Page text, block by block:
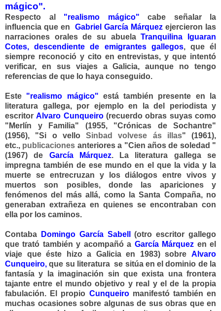
mágico".
Respecto al "realismo mágico" cabe señalar la
influencia que en
Gabriel García Márquez ejercieron las
narraciones orales de su abuelaTranquilina Iguaran
Cotes, descendiente de emigrantes gallegos, que él
siempre reconoció y cito en entrevistas, y que intentó
verificar, en sus viajes a Galicia, aunque no tengo
referencias de que lo haya conseguido.
Este "realismo mágico" está también presente en la
literatura gallega, por ejemplo en la del periodista y
escritorAlvaro Cunqueiro(recuerdo obras suyas como
"Merlín y Familia" (1955, "Crónicas de Sochantre"
(1956), "Si o vello Sinbad volvese ás illas" (1961),
etc., publicaciones anteriores a "Cien años de soledad "
(1967) de García Márquez. La literatura gallega se
impregna también de ese mundo en el que la vida y la
muerte se entrecruzan y los diálogos entre vivos y
muertos son posibles, donde las apariciones y
fenómenos del más allá, como la Santa Compaña, no
generaban extrañeza en quienes se encontraban con
ella por los caminos.
Contaba Domingo García Sabell(otro escritor gallego
que trató también y acompañó a García Márquez en el
viaje que éste hizo a Galicia en 1983) sobre Alvaro
Cunqueiro, que su literatura se sitúa en el dominio de la
fantasía y la imaginación sin que exista una frontera
tajante entre el mundo objetivo y real y el de la propia
fabulación. El propio Cunqueiro manifestó también en
muchas ocasiones sobre algunas de sus obras que en